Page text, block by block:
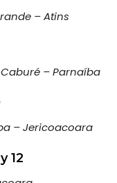
– Atins
– Parnaíba
– Jericoacoara
12